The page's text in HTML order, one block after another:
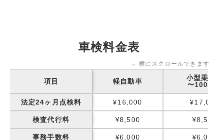
車検料金表
→ 横にスクロールできます
項目 軽自動車
小型乗用
〜
法定24ヶ月点検料 ¥16,000
検査代行料 ¥8,500 ¥8,500
事務手数料 ¥6,000 ¥6,000